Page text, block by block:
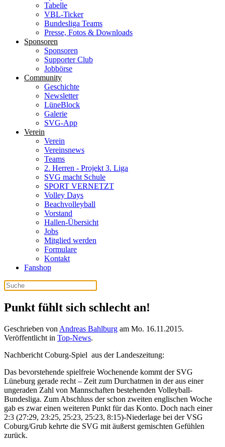
Tabelle
VBL-Ticker
Bundesliga Teams
Presse, Fotos & Downloads
Sponsoren
Sponsoren
Supporter Club
Jobbörse
Community
Geschichte
Newsletter
LüneBlock
Galerie
SVG-App
Verein
Verein
Vereinsnews
Teams
2. Herren - Projekt 3. Liga
SVG macht Schule
SPORT VERNETZT
Volley Days
Beachvolleyball
Vorstand
Hallen-Übersicht
Jobs
Mitglied werden
Formulare
Kontakt
Fanshop
Punkt fühlt sich schlecht an!
Geschrieben von Andreas Bahlburg am Mo. 16.11.2015.
Veröffentlicht in Top-News.
Nachbericht Coburg-Spiel aus der Landeszeitung:
Das bevorstehende spielfreie Wochenende kommt der SVG
Lüneburg gerade recht – Zeit zum Durchatmen in der aus einer
ungeraden Zahl von Mannschaften bestehenden Volleyball-
Bundesliga. Zum Abschluss der schon zweiten englischen Woche
gab es zwar einen weiteren Punkt für das Konto. Doch nach einer
2:3 (27:29, 23:25, 25:23, 25:23, 8:15)-Niederlage bei der VSG
Coburg/Grub kehrte die SVG mit äußerst gemischten Gefühlen
zurück.